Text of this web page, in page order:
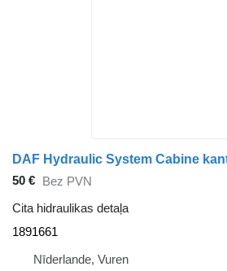
50 €
Bez PVN
Cita hidraulikas detaļa
1891661
Nīderlande, Vuren